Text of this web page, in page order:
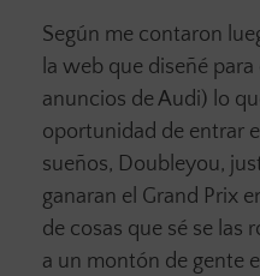
Según me contaron
la web que diseñé
anuncios de Audi) lo
oportunidad de entrar
sueños, Doubleyou,
ganaran el Grand Prix
de cosas que sé se las
a un montón de gente